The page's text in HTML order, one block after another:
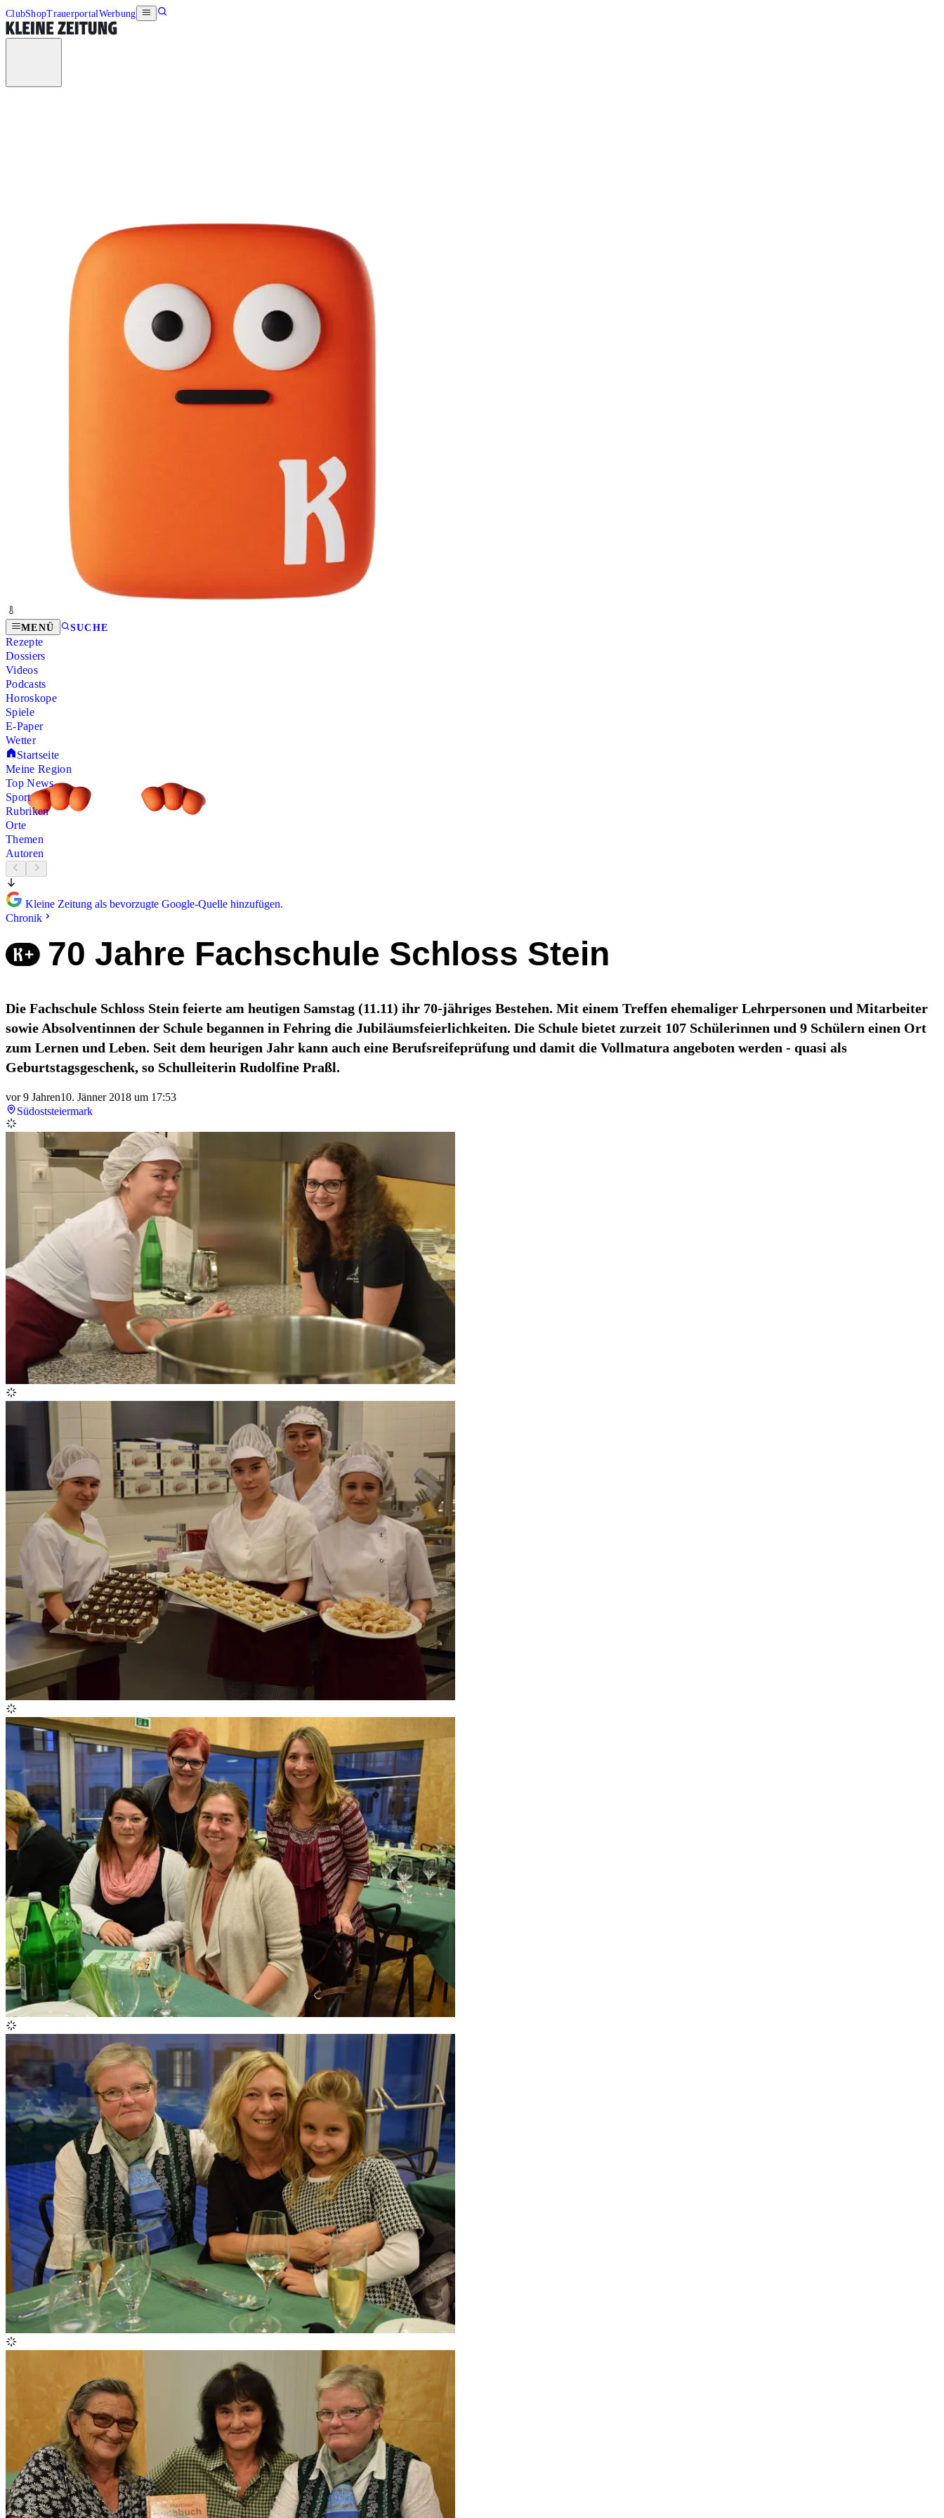
ClubShopTrauerportalWerbung
MENÜ SUCHE
Rezepte
Dossiers
Videos
Podcasts
Horoskope
Spiele
E-Paper
Wetter
Startseite
Meine Region
Top News
Sport
Rubriken
Orte
Themen
Autoren
Kleine Zeitung als bevorzugte Google-Quelle hinzufügen.
Chronik
70 Jahre Fachschule Schloss Stein
Die Fachschule Schloss Stein feierte am heutigen Samstag (11.11) ihr 70-jähriges Bestehen. Mit einem Treffen ehemaliger Lehrpersonen und Mitarbeiter
sowie Absolventinnen der Schule begannen in Fehring die Jubiläumsfeierlichkeiten. Die Schule bietet zurzeit 107 Schülerinnen und 9 Schülern einen Ort
zum Lernen und Leben. Seit dem heurigen Jahr kann auch eine Berufsreifeprüfung und damit die Vollmatura angeboten werden - quasi als
Geburtstagsgeschenk, so Schulleiterin Rudolfine Praßl.
vor 9 Jahren10. Jänner 2018 um 17:53
Südoststeiermark